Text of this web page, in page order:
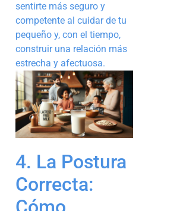
sentirte más seguro y
competente al cuidar de tu
pequeño y, con el tiempo,
construir una relación más
estrecha y afectuosa.
4. La Postura
Correcta: